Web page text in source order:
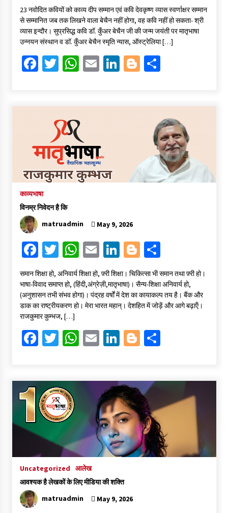
b
o
o
k
tt
er
at
sA
p
p
ai
l
ke
dI
n
gg
er
ar
e
23 नवोदित कवियों को काव्य दीप सम्मान एवं कवि देवकृष्ण व्यास स्वर्णाक्षर सम्मान
से सम्मानित जब तक लिखने वाला बेचैन नहीं होगा, वह कवि नहीं हो सकता- श्री
व्यास इन्दौर। सुप्रसिद्ध कवि डॉ. कुँअर बेचैन जी की जन्म जयंती पर मातृभाषा
उन्नयन संस्थान व डॉ. कुँअर बेचैन स्मृति न्यास, ऑस्ट्रेलिया […]
Fa
o
k
T
er
W
sA
p
p
E
l
Li
dI
Bl
er
S
e
काव्यभाषा
विनम्र निवेदन है कि
matruadmin
May 9, 2026
Fa
ce
b
o
o
k
T
wi
tt
er
W
h
at
sA
p
p
E
m
ai
l
Li
ke
dI
n
Bl
o
gg
er
S
ar
e
समान शिक्षा हो, अनिवार्य शिक्षा हो, फ़्री शिक्षा। चिकित्सा भी समान तथा फ़्री हो।
भाषा-विवाद समाप्त हो, (हिंदी,अंग्रेज़ी,मातृभाषा)। सैन्य-शिक्षा अनिवार्य हो,
(अनुशासन तभी संभव होगा)। पंद्रह वर्षों में देश का कायाकल्प तय है। बैंक और
डाक का राष्ट्रीयकरण हो। मेरा भारत महान्। देशहित में जोड़ें और आगे बढ़ाऍं।
राजकुमार कुम्भज, […]
Fa
o
o
k
T
er
W
sA
p
E
l
Li
dI
n
Bl
er
S
e
Uncategorized
आलेख
आवश्यक है लेखकों के लिए मीडिया की शक्ति
matruadmin
May 9, 2026